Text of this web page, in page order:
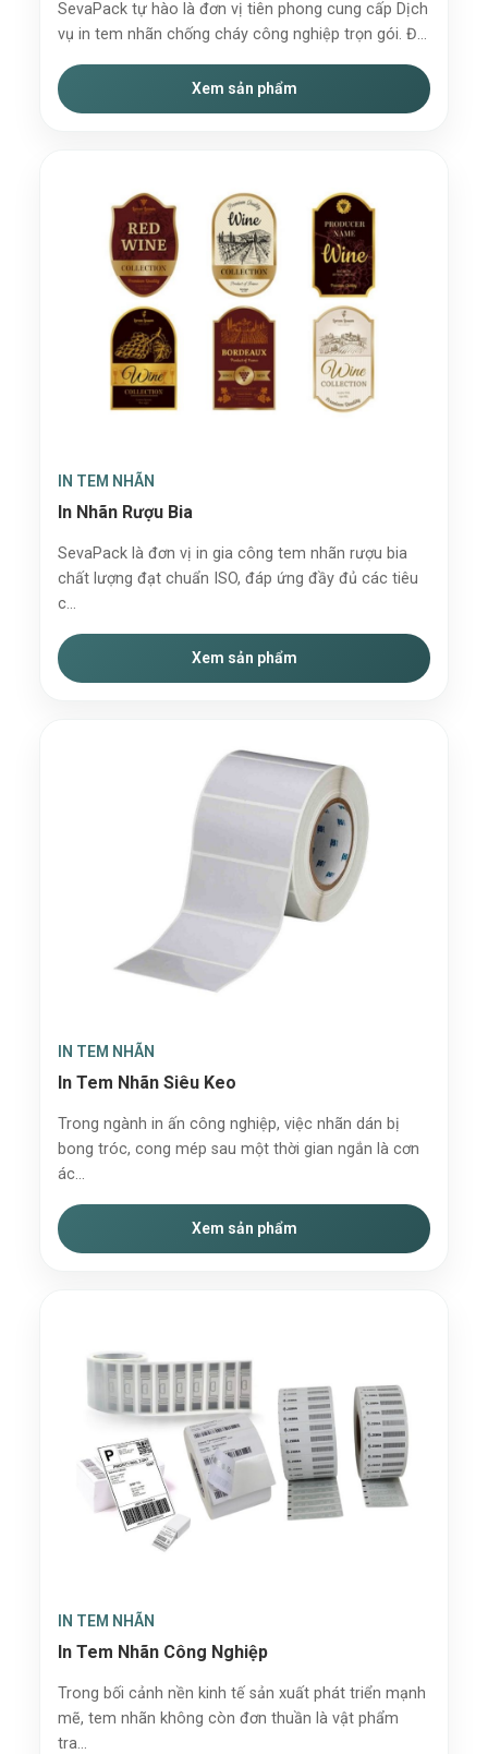
SevaPack tự hào là đơn vị tiên phong cung cấp Dịch
vụ in tem nhãn chống cháy công nghiệp trọn gói. Đ...
Xem sản phẩm
IN TEM NHÃN
In Nhãn Rượu Bia
SevaPack là đơn vị in gia công tem nhãn rượu bia
chất lượng đạt chuẩn ISO, đáp ứng đầy đủ các tiêu
c...
Xem sản phẩm
IN TEM NHÃN
In Tem Nhãn Siêu Keo
Trong ngành in ấn công nghiệp, việc nhãn dán bị
bong tróc, cong mép sau một thời gian ngắn là cơn
ác...
Xem sản phẩm
IN TEM NHÃN
In Tem Nhãn Công Nghiệp
Trong bối cảnh nền kinh tế sản xuất phát triển mạnh
mẽ, tem nhãn không còn đơn thuần là vật phẩm
tra...